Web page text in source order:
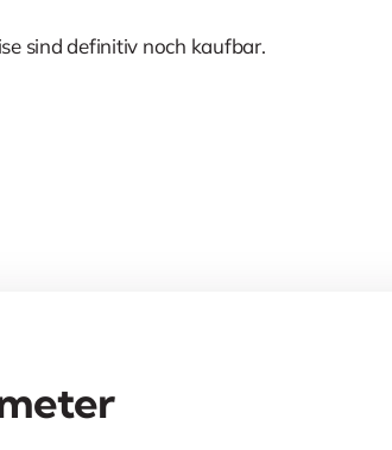
sind definitiv noch kaufbar.